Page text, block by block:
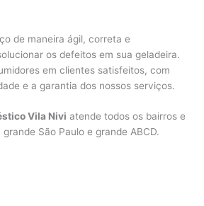
de maneira ágil, correta e
os defeitos em sua geladeira.
em clientes satisfeitos, com
e a garantia dos nossos serviços.
Vila Nivi atende todos os bairros e
São Paulo e grande ABCD.